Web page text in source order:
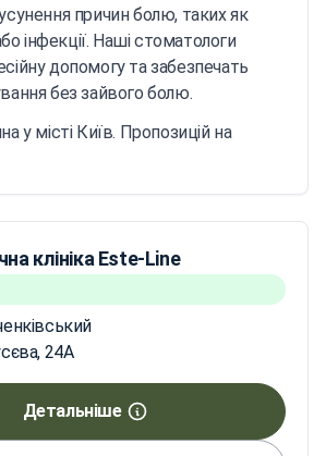
причин болю, таких як
інфекції. Наші стоматологи
допомогу та забезпечать
без зайвого болю.
у місті Київ. Пропозицій на
клініка Este-Line
24А
Детальніше